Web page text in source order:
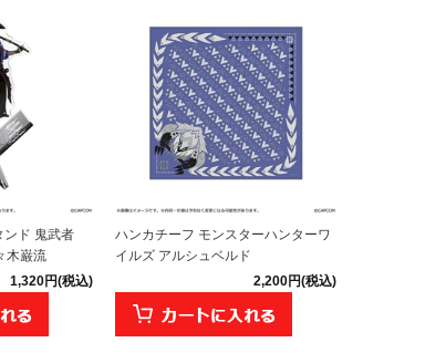
ンド 鬼武者
木巌流
1,320円(税込)
ハンカチーフ モンスターハンターワ
イルズ アルシュベルド
2,200円(税込)